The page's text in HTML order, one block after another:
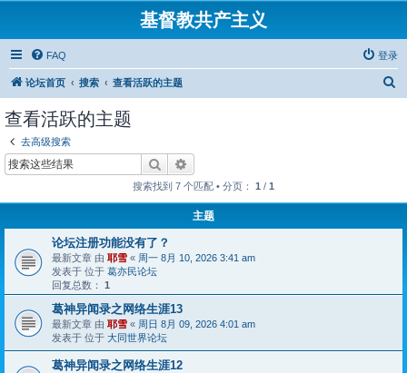
基督教共产主义
FAQ 登录
论坛首页 搜索 查看活跃的主题
查看活跃的主题
去高级搜索
搜索
搜索找到 7 个匹配 • 分页： 1 / 1
主题
论坛注册功能没有了？
最新文章 由 耶雪 « 周一 8月 10, 2026 3:41 am
发表于 位于 葛亦民论坛
回复总数： 1
葛神异闻录之网络生涯13
最新文章 由 耶雪 « 周日 8月 09, 2026 4:01 am
发表于 位于 大同世界论坛
葛神异闻录之网络生涯12